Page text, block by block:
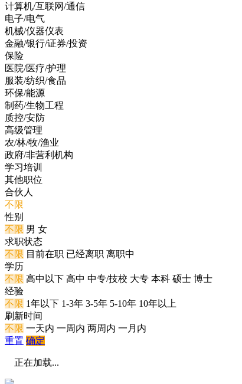
计算机/互联网/通信
电子/电气
机械/仪器仪表
金融/银行/证券/投资
保险
医院/医疗/护理
服装/纺织/食品
环保/能源
制药/生物工程
质控/安防
高级管理
农/林/牧/渔业
政府/非营利机构
学习培训
其他职位
合伙人
不限
性别
不限 男 女
求职状态
不限 目前在职 已经离职 离职中
学历
不限 高中以下 高中 中专/技校 大专 本科 硕士 博士
经验
不限 1年以下 1-3年 3-5年 5-10年 10年以上
刷新时间
不限 一天内 一周内 两周内 一月内
重置 确定
正在加载...